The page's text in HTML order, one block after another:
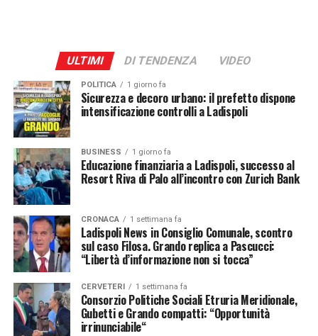
ULTIMI DI TENDENZA VIDEO
POLITICA 1 giorno fa
Sicurezza e decoro urbano: il prefetto dispone
intensificazione controlli a Ladispoli
BUSINESS 1 giorno fa
Educazione finanziaria a Ladispoli, successo al
Resort Riva di Palo all’incontro con Zurich Bank
CRONACA 1 settimana fa
Ladispoli News in Consiglio Comunale, scontro
sul caso Filosa. Grando replica a Pascucci:
“Libertà d’informazione non si tocca”
CERVETERI 1 settimana fa
Consorzio Politiche Sociali Etruria Meridionale,
Gubetti e Grando compatti: “Opportunità
irrinunciabile“